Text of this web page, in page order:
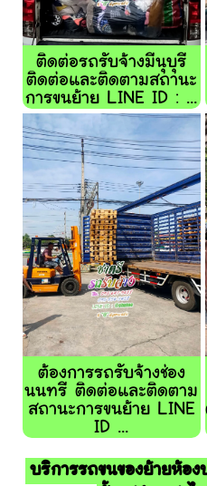
ติดต่อรถรับจ้างมีนุบุรี
ติดต่อและติดตามสถานะ
การขนย้าย LINE ID : ...
ต้องการรถรับจ้างช่อง
นนทรี ติดต่อและติดตาม
สถานะการขนย้าย LINE
ID ...
บริการรถขนของย้ายห้อง